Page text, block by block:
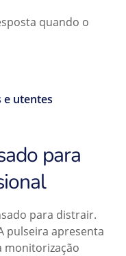
quando o
e utentes
para
para distrair.
pulseira apresenta
monitorização